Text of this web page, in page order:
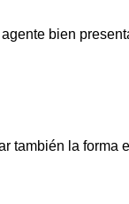
bien
también la forma